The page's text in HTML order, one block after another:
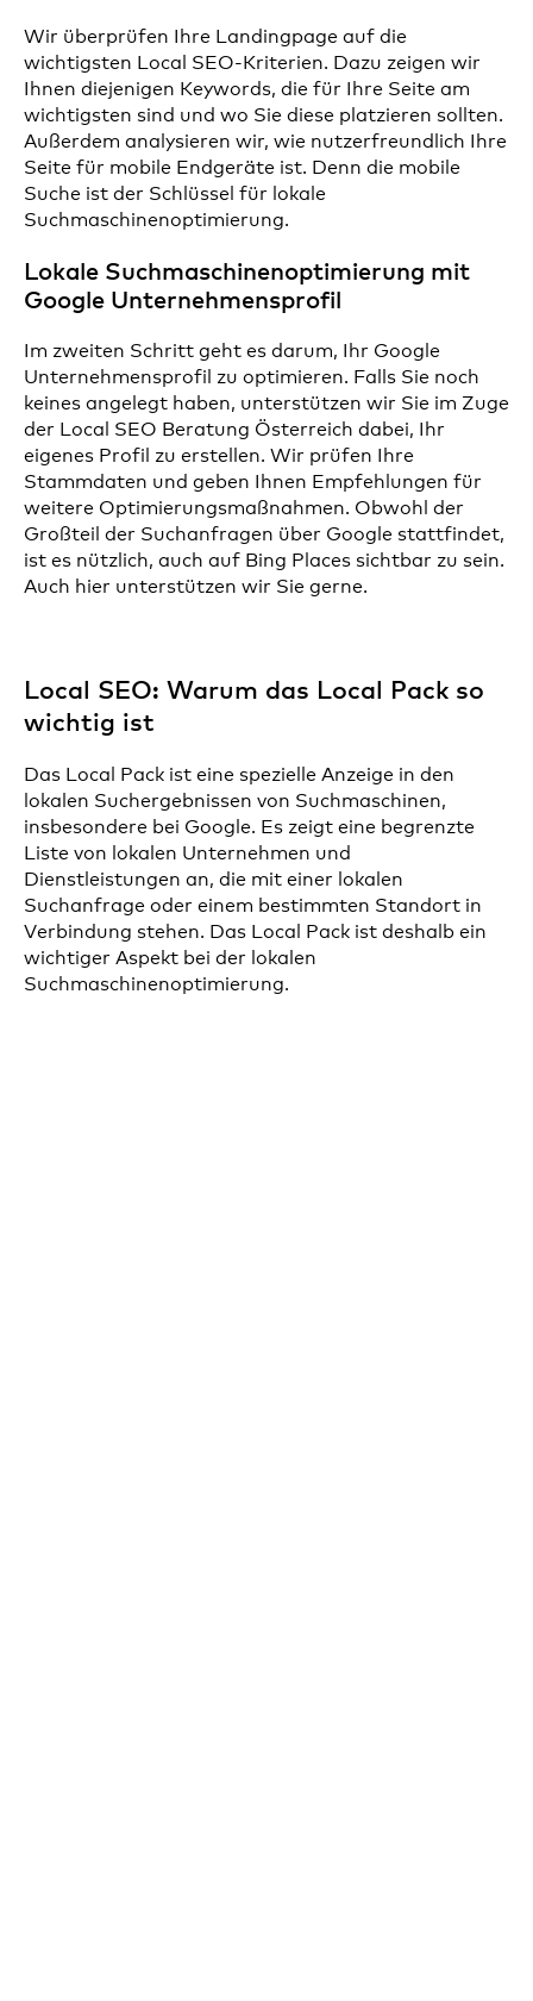
Wir überprüfen Ihre Landingpage auf die
wichtigsten Local SEO-Kriterien. Dazu zeigen wir
Ihnen diejenigen Keywords, die für Ihre Seite am
wichtigsten sind und wo Sie diese platzieren sollten.
Außerdem analysieren wir, wie nutzerfreundlich Ihre
Seite für mobile Endgeräte ist. Denn die mobile
Suche ist der Schlüssel für lokale
Suchmaschinenoptimierung.
Lokale Suchmaschinenoptimierung mit
Google Unternehmensprofil
Im zweiten Schritt geht es darum, Ihr Google
Unternehmensprofil zu optimieren. Falls Sie noch
keines angelegt haben, unterstützen wir Sie im Zuge
der Local SEO Beratung Österreich dabei, Ihr
eigenes Profil zu erstellen. Wir prüfen Ihre
Stammdaten und geben Ihnen Empfehlungen für
weitere Optimierungsmaßnahmen. Obwohl der
Großteil der Suchanfragen über Google stattfindet,
ist es nützlich, auch auf Bing Places sichtbar zu sein.
Auch hier unterstützen wir Sie gerne.
Local SEO: Warum das Local Pack so
wichtig ist
Das Local Pack ist eine spezielle Anzeige in den
lokalen Suchergebnissen von Suchmaschinen,
insbesondere bei Google. Es zeigt eine begrenzte
Liste von lokalen Unternehmen und
Dienstleistungen an, die mit einer lokalen
Suchanfrage oder einem bestimmten Standort in
Verbindung stehen. Das Local Pack ist deshalb ein
wichtiger Aspekt bei der lokalen
Suchmaschinenoptimierung.